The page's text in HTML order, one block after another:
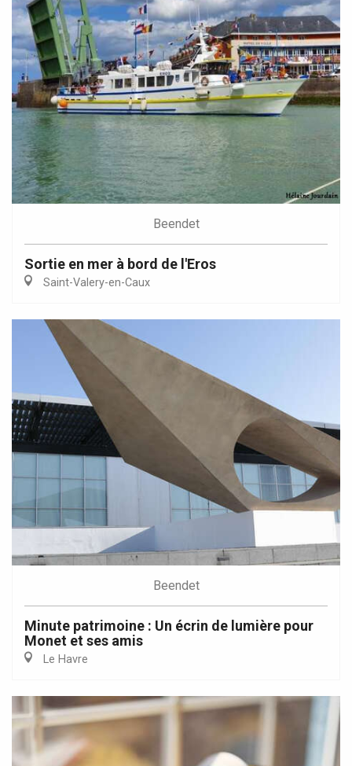
Beendet
Sortie en mer à bord de l'Eros
Saint-Valery-en-Caux
Beendet
Minute patrimoine : Un écrin de lumière pour
Monet et ses amis
Le Havre